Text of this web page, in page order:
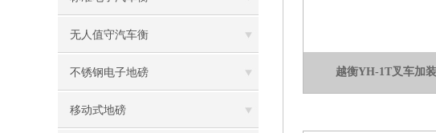
无人值守汽车衡
不锈钢电子地磅
移动式地磅
越衡YH-1T叉车加